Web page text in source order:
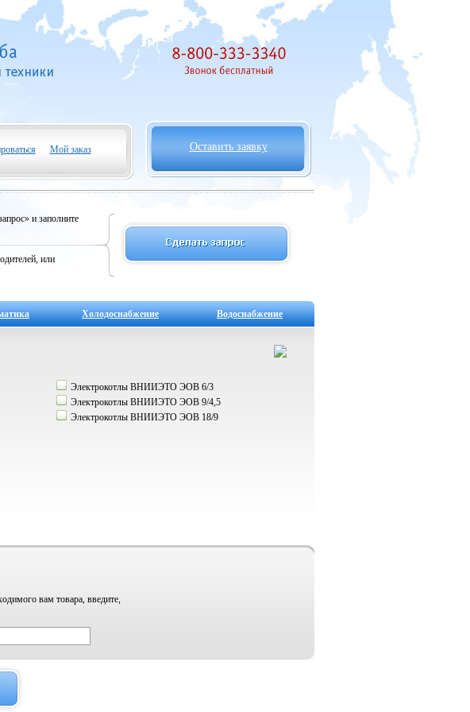
Мой заказ Оставить заявку
и заполните
или
Холодоснабжение Водоснабжение
Электрокотлы ВНИИЭТО ЭОВ 6/3
Электрокотлы ВНИИЭТО ЭОВ 9/4,5
Электрокотлы ВНИИЭТО ЭОВ 18/9
вам товара, введите,